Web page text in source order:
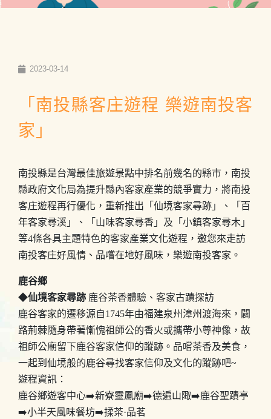
2023-03-14
「南投縣客庄遊程 樂遊南投客
家」
南投縣是台灣最佳旅遊景點中排名前幾名的縣市，南投
縣政府文化局為提升縣內客家產業的競爭實力，將南投
客庄遊程再行優化，重新推出「仙境客家尋跡」、「百
年客家尋溪」、「山味客家尋香」及「小鎮客家尋木」
等4條各具主題特色的客家產業文化遊程，邀您來走訪
南投客庄好風情、品嚐在地好風味，樂遊南投客家。
鹿谷鄉
◆仙境客家尋跡 鹿谷茶香體驗、客家古蹟探訪
鹿谷客家的遷移源自1745年由福建泉州漳州渡海來，闢
路荊棘隨身帶著慚愧祖師公的香火或攜帶小尊神像，故
祖師公廟留下鹿谷客家信仰的蹤跡。品嚐茶香及美食，
一起到仙境般的鹿谷尋找客家信仰及文化的蹤跡吧~
遊程資訊：
鹿谷鄉遊客中心➡️新寮靈鳳廟➡️德遍山陬➡️鹿谷聖蹟亭
➡️小半天風味餐坊➡️揉茶·品茗